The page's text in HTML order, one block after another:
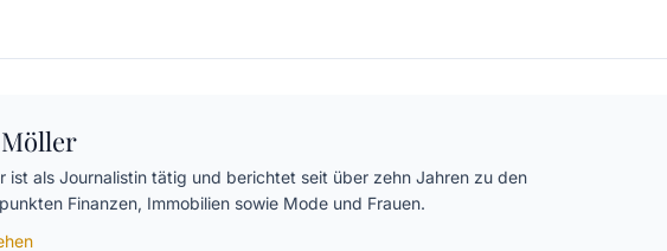
ist als Journalistin tätig und berichtet seit über zehn Jahren zu den
Finanzen, Immobilien sowie Mode und Frauen.